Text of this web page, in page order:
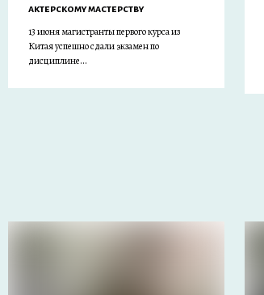
актерскому мастерству
13 июня магистранты первого курса из
Китая успешно сдали экзамен по
дисциплине...